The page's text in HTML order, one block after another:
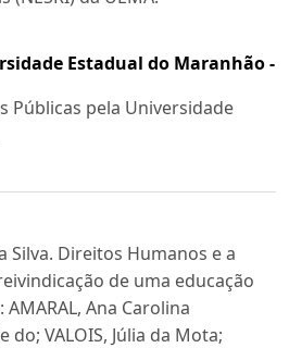
Estadual do Maranhão -
Públicas pela Universidade
Silva. Direitos Humanos e a
de uma educação
Ana Carolina
VALOIS, Júlia da Mota;